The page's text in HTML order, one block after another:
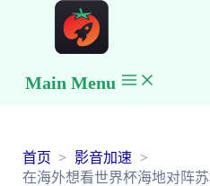
Main Menu
首页
影音加速
在海外想看世界杯海地对阵